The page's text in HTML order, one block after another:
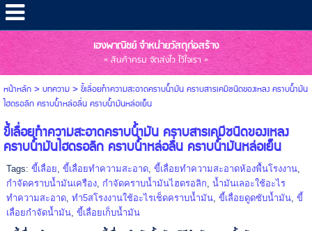
เฮงพาณิชย์ จำหน่ายวัสดุก่อสร้าง
= สินค้าครบ จัดส่งไว ไว้ใจเรา =
หน้าหลัก> บทความ > ขี้เลื่อยทำความสะอาดคราบน้ำมัน คราบสารเคมีชนิดของเหลง คราบน้ำมัน
ไฮดรอลิก คราบน้ำหล่อลื่น คราบน้ำมันหล่อเย็น
ขี้เลื่อยทำความสะอาดคราบน้ำมัน คราบสารเคมีชนิดของเหลง
คราบน้ำมันไฮดรอลิก คราบน้ำหล่อลื่น คราบน้ำมันหล่อเย็น
Tags: ขี้เลื่อย, ขี้เลื่อยทำความสะอาด, ขี้เลื่อยทำความสะอาดห้องพื้นโรงงาน,
กำจัดคราบน้ำมันเครือง, กำจัดคราบน้ำมันไฮดรอลิก, น้ำมันเลอะใช้อะไร
ทำความสะอาด, ทำ5สโรงงานใช้อะไรเช็ดคราบน้ำมัน, ขี้เลื่อยดูดซับน้ำมัน, ขี้
เลื่อยกำจัดน้ำมัน, ขี้เลื่อยเก็บน้ำมัน